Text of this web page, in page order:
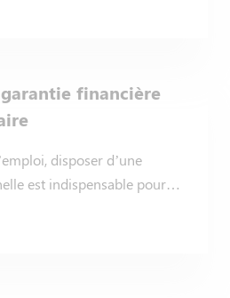
financière
disposer d’une
est indispensable pour…